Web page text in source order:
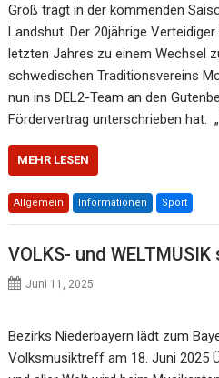
Groß trägt in der kommenden
Landshut. Der 20jährige
letzten Jahres zu einem Wechsel
schwedischen Traditionsvereins
nun ins DEL2-Team an den
Fördervertrag unterschrieben hat.
MEHR LESEN
Allgemein Informationen Sport
VOLKS- und
Juni 11, 2025
Bezirks Niederbayern lädt zum
Volksmusiktreff am 18. Juni 2025